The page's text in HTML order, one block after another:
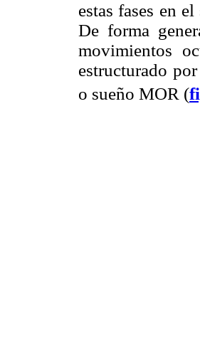
estas fases en
De forma
movimientos
estructurado
o sueño MOR (